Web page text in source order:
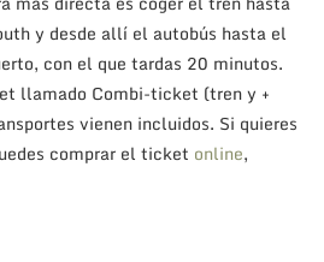
y desde allí el autobús hasta el
con el que tardas 20 minutos.
llamado Combi-ticket (tren y +
vienen incluidos. Si quieres
comprar el ticket online,